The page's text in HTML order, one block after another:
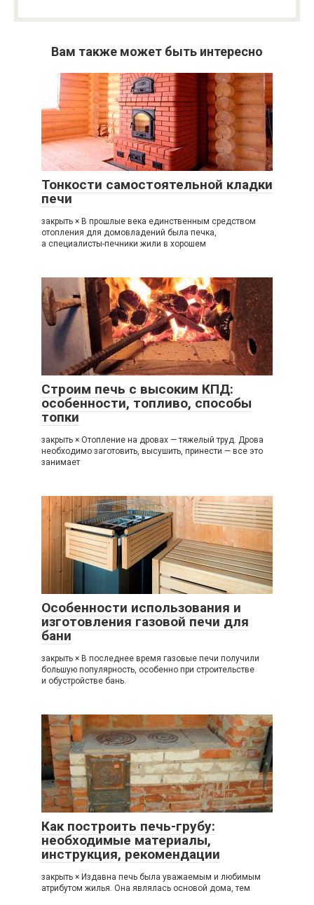
Вам также может быть интересно
Тонкости самостоятельной кладки
печи
закрыть × В прошлые века единственным средством
отопления для домовладений была печка,
а специалисты-печники жили в хорошем
Строим печь с высоким КПД:
особенности, топливо, способы
топки
закрыть × Отопление на дровах — тяжелый труд. Дрова
необходимо заготовить, высушить, принести — все это
занимает
Особенности использования и
изготовления газовой печи для
бани
закрыть × В последнее время газовые печи получили
большую популярность, особенно при строительстве
и обустройстве бань.
Как построить печь-грубу:
необходимые материалы,
инструкция, рекомендации
закрыть × Издавна печь была уважаемым и любимым
атрибутом жилья. Она являлась основой дома, тем